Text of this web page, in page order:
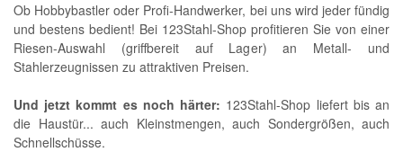
Ob Hobbybastler oder Profi-Handwerker, bei uns wird jeder fündig
und bestens bedient! Bei 123Stahl-Shop profitieren Sie von einer
Riesen-Auswahl (griffbereit auf Lager) an Metall- und
Stahlerzeugnissen zu attraktiven Preisen.
Und jetzt kommt es noch härter: 123Stahl-Shop liefert bis an
die Haustür... auch Kleinstmengen, auch Sondergrößen, auch
Schnellschüsse.